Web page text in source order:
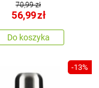
70,99 zł
56,99zł
Do koszyka
-13%